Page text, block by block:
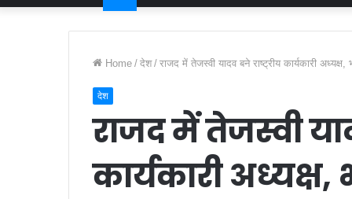
Home / देश / राजद में तेजस्वी यादव बने राष्ट्रीय कार्यकारी अध्यक्ष,
देश
राजद में तेजस्वी
कार्यकारी